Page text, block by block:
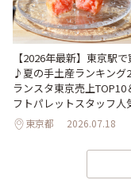
【2026年最新】東京駅
♪夏の手土産ランキング
ランスタ東京売上TOP10
フトパレットスタッフ人
東京都 2026.07.18